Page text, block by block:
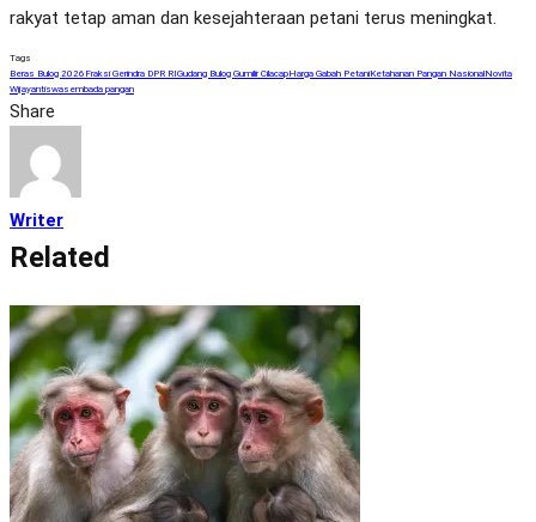
rakyat tetap aman dan kesejahteraan petani terus meningkat.
Tags
Beras Bulog 2026 Fraksi Gerindra DPR RIGudang Bulog Gumilir CilacapHarga Gabah PetaniKetahanan Pangan NasionalNovita
Wijayantiswasembada pangan
Share
Writer
Related